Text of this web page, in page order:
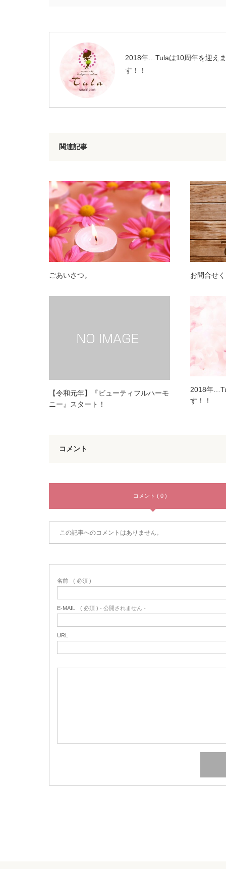
2018年…Tulaは10周年を迎えま
す！！
関連記事
ごあいさつ。 お問合せ
【令和元年】『ビューティフルハーモ
ニー』スタート！
2018年
す！！
コメント
コメント ( 0 )
この記事へのコメントはありません。
名前 ( 必須 )
E-MAIL ( 必須 ) - 公開されません -
URL